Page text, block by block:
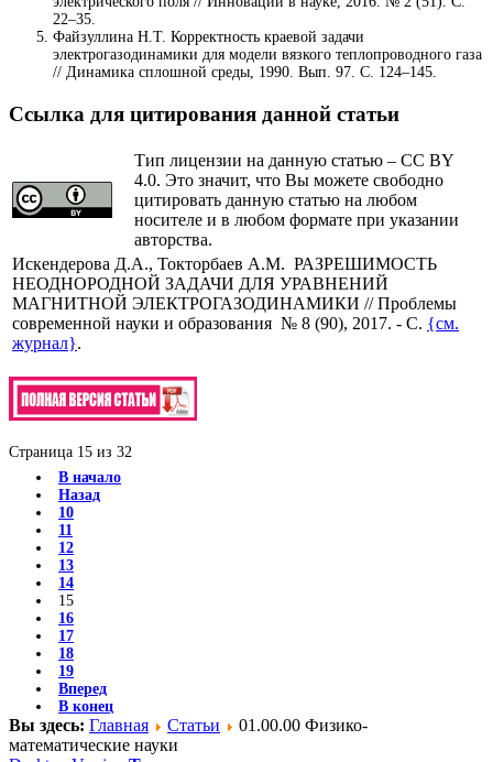
22–35.
Файзуллина Н.Т. Корректность краевой задачи
электрогазодинамики для модели вязкого теплопроводного газа
// Динамика сплошной среды, 1990. Вып. 97. C. 124–145.
Ссылка для цитирования данной статьи
Тип лицензии на данную статью – CC BY
4.0. Это значит, что Вы можете свободно
цитировать данную статью на любом
носителе и в любом формате при указании
авторства.
Искендерова Д.А., Токторбаев А.М. РАЗРЕШИМОСТЬ
НЕОДНОРОДНОЙ ЗАДАЧИ ДЛЯ УРАВНЕНИЙ
МАГНИТНОЙ ЭЛЕКТРОГАЗОДИНАМИКИ // Проблемы
современной науки и образования № 8 (90), 2017. - С. {см.
журнал}.
Страница 15 из 32
В начало
Назад
10
11
12
13
14
15
16
17
18
19
Вперед
В конец
Вы здесь: Главная Статьи
01.00.00 Физико-
математические науки